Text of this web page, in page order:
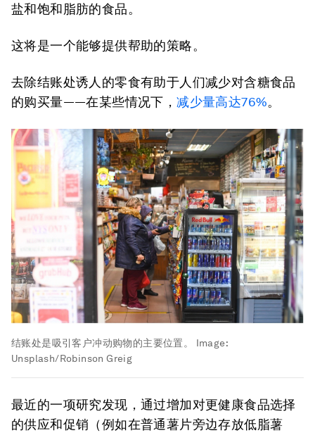
盐和饱和脂肪的食品。
这将是一个能够提供帮助的策略。
去除结账处诱人的零食有助于人们减少对含糖食品
的购买量——在某些情况下，减少量高达76%。
结账处是吸引客户冲动购物的主要位置。
Image:
Unsplash/Robinson Greig
最近的一项研究发现，通过增加对更健康食品选择
的供应和促销（例如在普通薯片旁边存放低脂薯